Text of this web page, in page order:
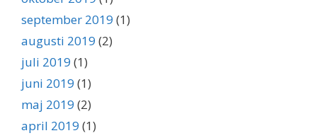
september 2019 (1)
augusti 2019 (2)
juli 2019 (1)
juni 2019 (1)
maj 2019 (2)
april 2019 (1)